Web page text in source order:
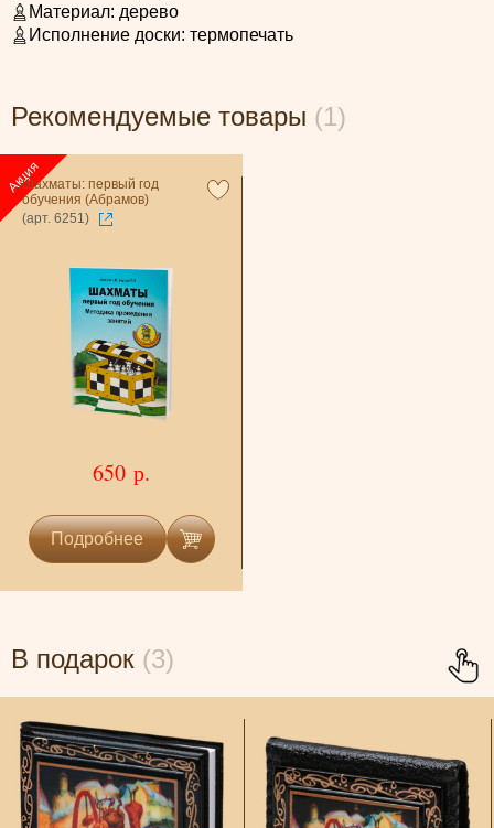
Материал: дерево
Исполнение доски: термопечать
Рекомендуемые товары (1)
Шахматы: первый год
обучения (Абрамов)
(арт. 6251)
650 р.
Подробнее
В подарок (3)